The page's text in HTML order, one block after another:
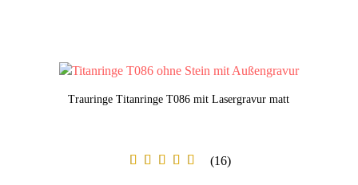
Trauringe Titanringe T086 mit Lasergravur matt
16